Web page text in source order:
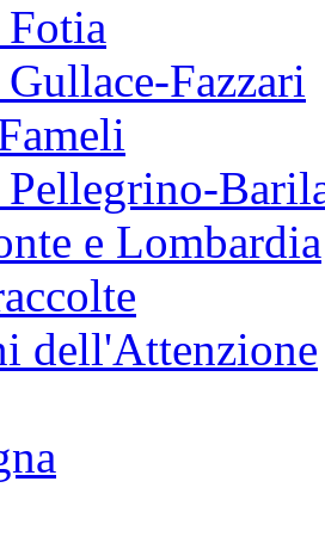
Fazzari
Pellegrino-
e Lombardia
dell'Attenzione